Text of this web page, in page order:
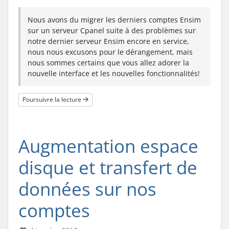
Nous avons du migrer les derniers comptes Ensim
sur un serveur Cpanel suite à des problèmes sur
notre dernier serveur Ensim encore en service,
nous nous excusons pour le dérangement, mais
nous sommes certains que vous allez adorer la
nouvelle interface et les nouvelles fonctionnalités!
Poursuivre la lecture
Augmentation espace
disque et transfert de
données sur nos
comptes